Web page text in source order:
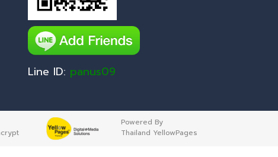
Line ID: panus09
Powered By
Thailand YellowPages